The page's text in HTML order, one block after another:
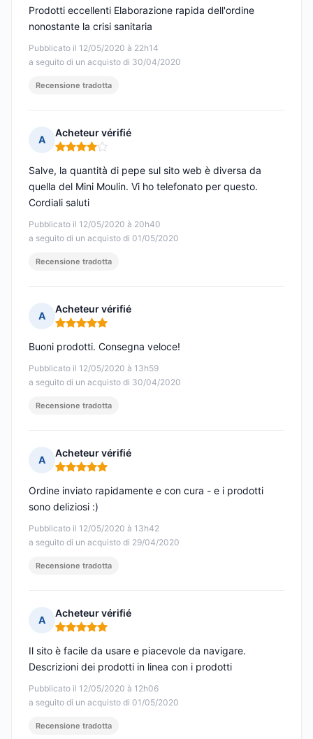
Pubblicato il 12/05/2020 à 22h14
a seguito di un acquisto di 30/04/2020
Prodotti eccellenti Elaborazione rapida dell'ordine
nonostante la crisi sanitaria
Recensione tradotta
A
Acheteur vérifié
Nota: 4 su 5
Pubblicato il 12/05/2020 à 20h40
a seguito di un acquisto di 01/05/2020
Salve, la quantità di pepe sul sito web è diversa da
quella del Mini Moulin. Vi ho telefonato per questo.
Cordiali saluti
Recensione tradotta
A
Acheteur vérifié
Nota: 5 su 5
Pubblicato il 12/05/2020 à 13h59
a seguito di un acquisto di 30/04/2020
Buoni prodotti. Consegna veloce!
Recensione tradotta
A
Acheteur vérifié
Nota: 5 su 5
Pubblicato il 12/05/2020 à 13h42
a seguito di un acquisto di 29/04/2020
Ordine inviato rapidamente e con cura - e i prodotti
sono deliziosi :)
Recensione tradotta
A
Acheteur vérifié
Nota: 5 su 5
Pubblicato il 12/05/2020 à 12h06
a seguito di un acquisto di 01/05/2020
Il sito è facile da usare e piacevole da navigare.
Descrizioni dei prodotti in linea con i prodotti
Recensione tradotta